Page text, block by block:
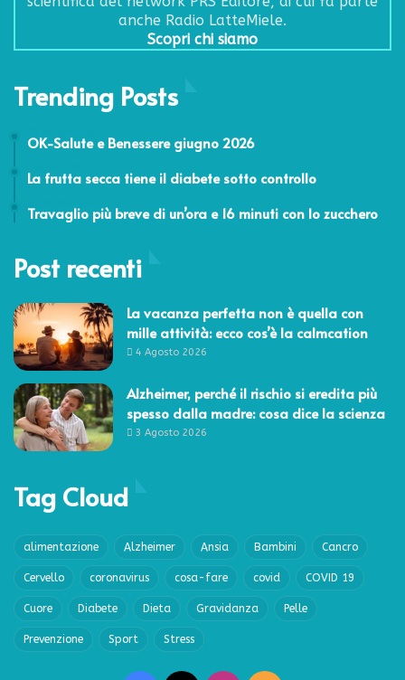
anche Radio LatteMiele.
Scopri chi siamo
Trending Posts
OK-Salute e Benessere giugno 2026
La frutta secca tiene il diabete sotto controllo
Travaglio più breve di un’ora e 16 minuti con lo zucchero
Post recenti
La vacanza perfetta non è quella con
mille attività: ecco cos’è la calmcation
4 Agosto 2026
Alzheimer, perché il rischio si eredita più
spesso dalla madre: cosa dice la scienza
3 Agosto 2026
Tag Cloud
alimentazione Alzheimer Ansia Bambini Cancro
Cervello coronavirus cosa-fare covid COVID 19
Cuore Diabete Dieta Gravidanza Pelle
Prevenzione Sport Stress